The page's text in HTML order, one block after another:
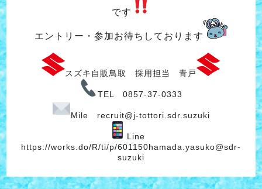
です
エントリー・参加お待ちしております
スズキ自販鳥取 採用担当 青戸
TEL 0857-37-0333
Mile recruit@j-tottori.sdr.suzuki
Line
https://works.do/R/ti/p/601150hamada.yasuko@sdr-
suzuki